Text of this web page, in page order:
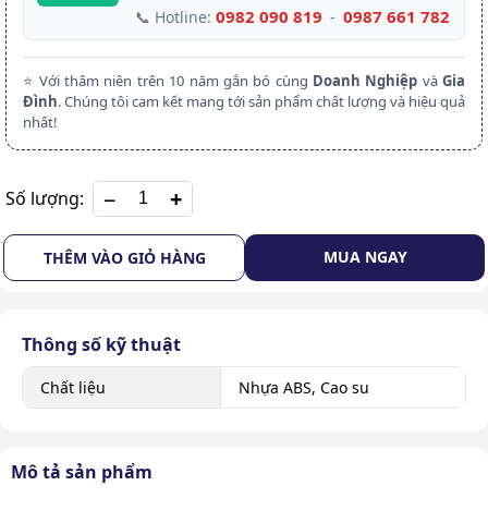
📞 Hotline: 0982 090 819 - 0987 661 782
⭐ Với thâm niên trên 10 năm gắn bó cùng Doanh Nghiệp vàGia
Đình. Chúng tôi cam kết mang tới sản phẩm chất lượng và hiệu quả
nhất!
Số lượng: +
THÊM VÀO GIỎ HÀNG MUA NGAY
Mô tả sản phẩm
Thông số kỹ thuật
Chất liệu Nhựa ABS, Cao su